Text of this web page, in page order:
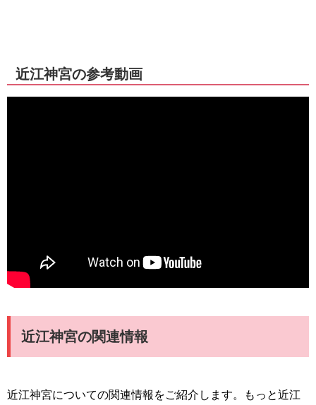
近江神宮の参考動画
近江神宮の関連情報
近江神宮についての関連情報をご紹介します。もっと近江